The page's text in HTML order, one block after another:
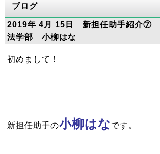
ブログ
2019年 4月 15日 新担任助手紹介⑦
法学部 小柳はな
初めまして！
新担任助手の小柳はなです。